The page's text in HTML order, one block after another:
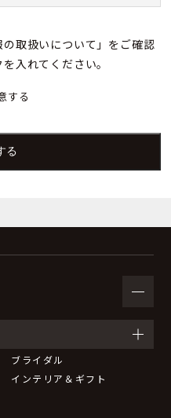
及び連絡先
的
お送りするため。
供について
よる場合を除いて第三者
の取扱いについて」をご確認
入れてください。
する
ブライダル
インテリア＆ギフト